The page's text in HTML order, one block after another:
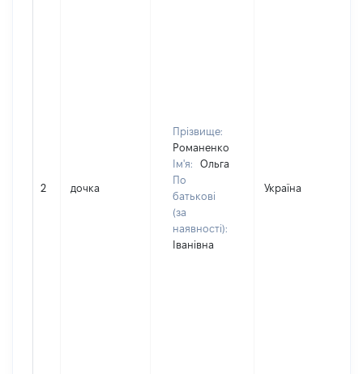
2 дочка
Прізвище:
Романенко
Ім'я:
Ольга
По
батькові
(за
наявності):
Іванівна
Україна